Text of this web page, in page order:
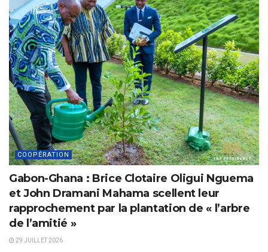
COOPÉRATION
Gabon-Ghana : Brice Clotaire Oligui Nguema
et John Dramani Mahama scellent leur
rapprochement par la plantation de « l’arbre
de l’amitié »
29 JUILLET 2026